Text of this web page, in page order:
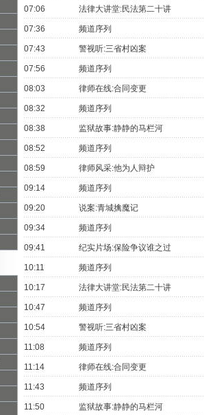
07:06 法律大讲堂:民法第二十讲
07:36 频道序列
07:43 警视听:三省村凶案
07:56 频道序列
08:03 律师在线:合同变更
08:32 频道序列
08:38 监狱故事:静静的马栏河
08:52 频道序列
08:59 律师风采:他为人辩护
09:14 频道序列
09:20 说案:青城擒魔记
09:34 频道序列
09:41 纪实片场:保险争议谁之过
10:11 频道序列
10:17 法律大讲堂:民法第二十讲
10:47 频道序列
10:54 警视听:三省村凶案
11:08 频道序列
11:14 律师在线:合同变更
11:43 频道序列
11:50 监狱故事:静静的马栏河